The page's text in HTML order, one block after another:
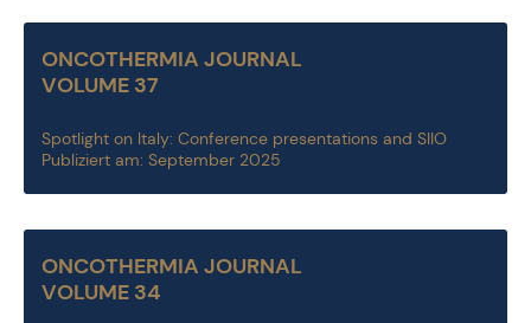
ONCOTHERMIA JOURNAL
VOLUME 37
Spotlight on Italy: Conference presentations and SIIO
Publiziert am: September 2025
ONCOTHERMIA JOURNAL
VOLUME 34